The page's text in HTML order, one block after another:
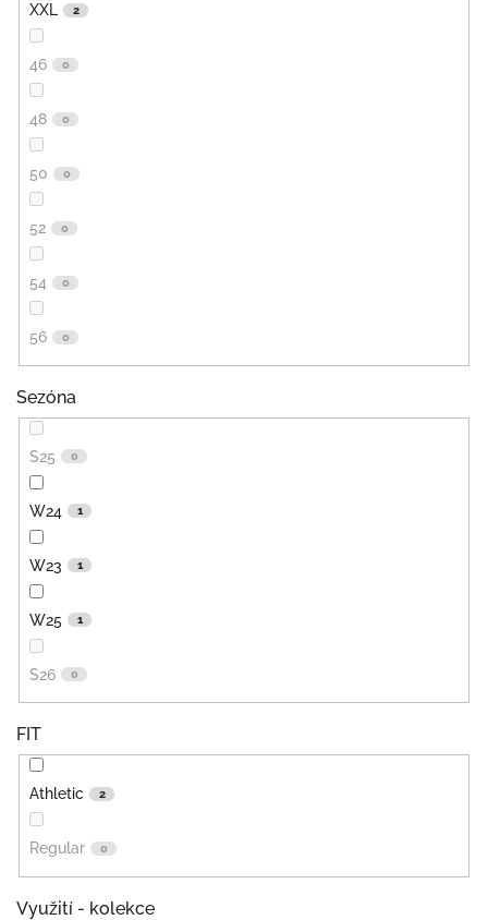
XXL 2
46 0
48 0
50 0
52 0
54 0
56 0
Sezóna
S25 0
W24 1
W23 1
W25 1
S26 0
FIT
Athletic 2
Regular 0
Využití - kolekce